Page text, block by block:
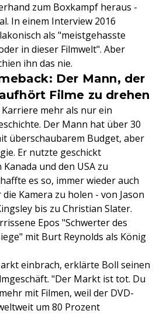
zum Boxkampf heraus -
In einem Interview 2016
als "meistgehasste
in dieser Filmwelt". Aber
ihn das nie.
Der Mann, der
Filme zu drehen
mehr als nur ein
Der Mann hat über 30
überschaubarem Budget, aber
Er nutzte geschickt
und den USA zu
es so, immer wieder auch
Kamera zu holen - von Jason
bis zu Christian Slater.
Epos "Schwerter des
mit Burt Reynolds als König
einbrach, erklärte Boll seinen
"Der Markt ist tot. Du
mit Filmen, weil der DVD-
um 80 Prozent